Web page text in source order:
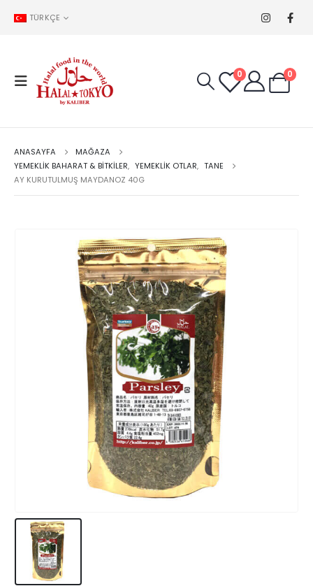
TÜRKÇE
0 0
ANASAYFA
MAĞAZA
YEMEKLIK BAHARAT & BITKILER, YEMEKLIK OTLAR, TANE
AY KURUTULMUŞ MAYDANOZ 40G